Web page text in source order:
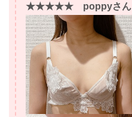
★★★★★ poppyさん